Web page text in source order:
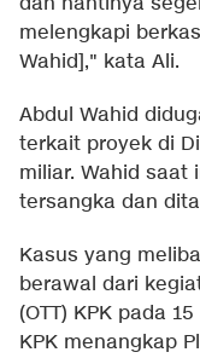
melengkapi
Wahid]," kata Ali.
Abdul Wahid
terkait proyek di
miliar. Wahid saat
tersangka dan
Kasus yang
berawal dari
(OTT) KPK pada
KPK menangkap